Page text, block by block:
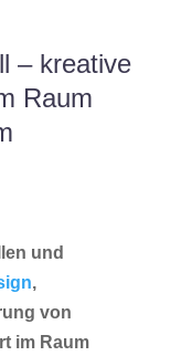
– kreative
Raum
und
,
von
im Raum